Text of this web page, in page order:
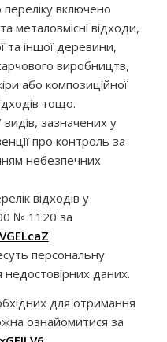
включено
металовмісні відходи,
та іншої деревини,
виробництв,
або композиційної
тощо.
видів, зазначених у
про контроль за
небезпечних
відходів у
№ 1120 за
.
персональну
недостовірних даних.
для отримання
ознайомитися за